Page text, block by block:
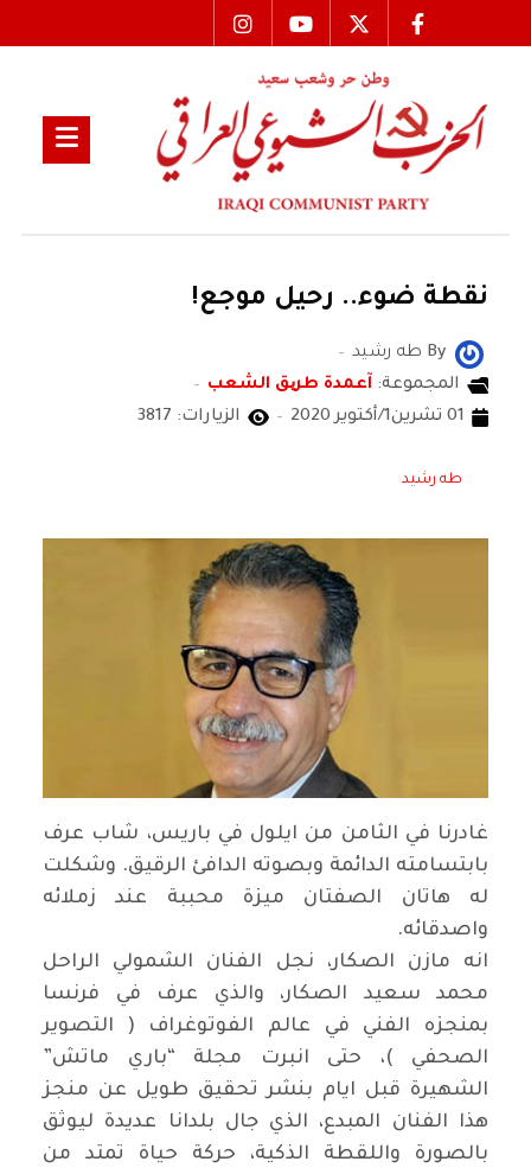
نقطة ضوء.. رحيل موجع!
By طه رشيد
المجموعة: آعمدة طریق الشعب
01 تشرين1/أكتوير 2020
الزيارات: 3817
طه رشيد
غادرنا في الثامن من ايلول في باريس، شاب عرف
بابتسامته الدائمة وبصوته الدافئ الرقيق. وشكلت
له هاتان الصفتان ميزة محببة عند زملائه
واصدقائه.
انه مازن الصكار، نجل الفنان الشمولي الراحل
محمد سعيد الصكار، والذي عرف في فرنسا
بمنجزه الفني في عالم الفوتوغراف ( التصوير
الصحفي )، حتى انبرت مجلة “باري ماتش”
الشهيرة قبل ايام بنشر تحقيق طويل عن منجز
هذا الفنان المبدع، الذي جال بلدانا عديدة ليوثق
بالصورة واللقطة الذكية، حركة حياة تمتد من